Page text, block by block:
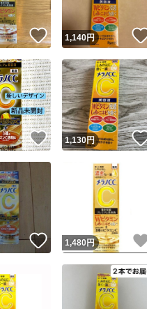
いいね！
1,140円
いいね！
1,130円
いいね！
1,480 円